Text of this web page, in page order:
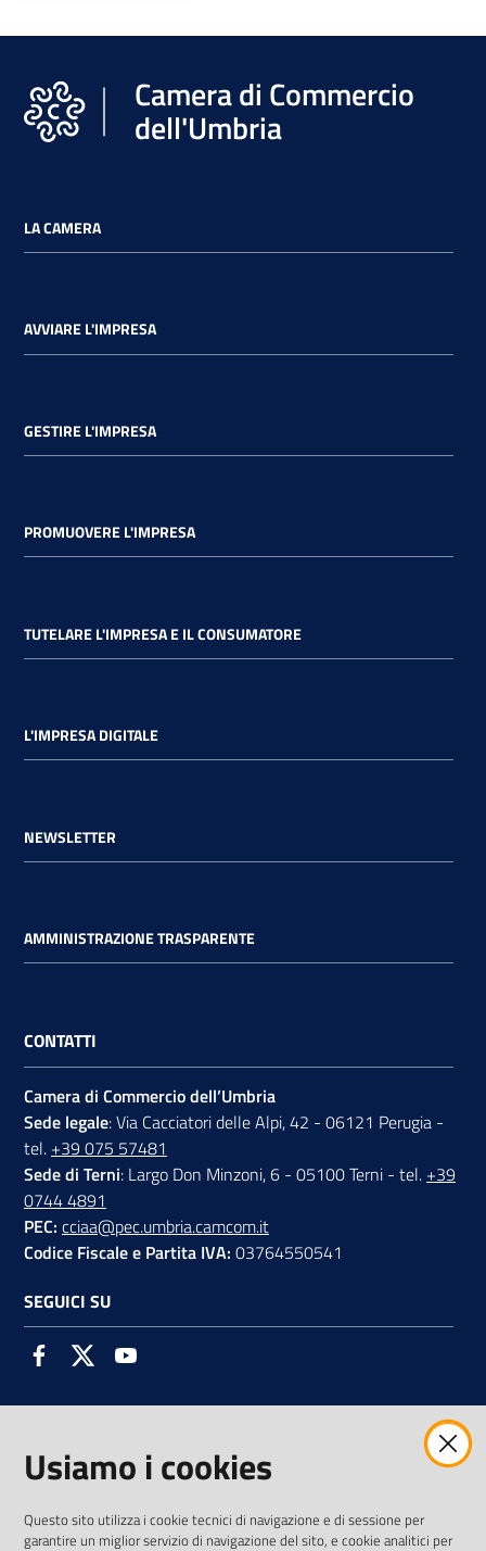
Camera di Commercio
dell'Umbria
LA CAMERA
AVVIARE L'IMPRESA
GESTIRE L'IMPRESA
PROMUOVERE L'IMPRESA
TUTELARE L'IMPRESA E IL CONSUMATORE
L'IMPRESA DIGITALE
NEWSLETTER
AMMINISTRAZIONE TRASPARENTE
CONTATTI
Camera di Commercio dell’Umbria
Sede legale: Via Cacciatori delle Alpi, 42 - 06121 Perugia -
tel. +39 075 57481
Sede di Terni: Largo Don Minzoni, 6 - 05100 Terni - tel. +39
0744 4891
PEC: cciaa@pec.umbria.camcom.it
Codice Fiscale e Partita IVA: 03764550541
SEGUICI SU
FacebookTwitter
AMMINISTRAZIONE TRASPARENTE INTERCAM S.C.A.R.L.
Usiamo i cookies
Questo sito utilizza i cookie tecnici di navigazione e di sessione per
garantire un miglior servizio di navigazione del sito, e cookie analitici per